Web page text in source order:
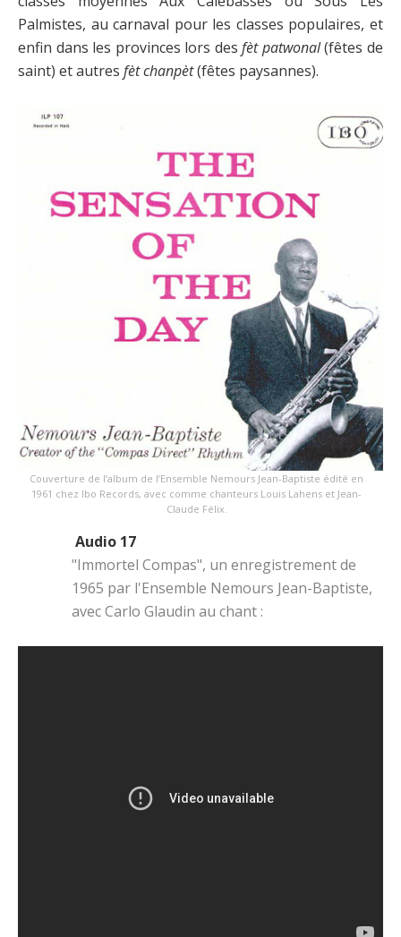
Palmistes, au carnaval pour les classes populaires, et
enfin dans les provinces lors desfèt patwonal(fêtes de
saint) et autres fèt chanpèt(fêtes paysannes).
Couverture de l’album de l’Ensemble Nemours Jean-Baptiste édité en
1961 chez Ibo Records, avec comme chanteurs Louis Lahens et Jean-
Claude Félix.
Audio 17
"Immortel Compas", un enregistrement de
1965 par l'Ensemble Nemours Jean-Baptiste,
avec Carlo Glaudin au chant :